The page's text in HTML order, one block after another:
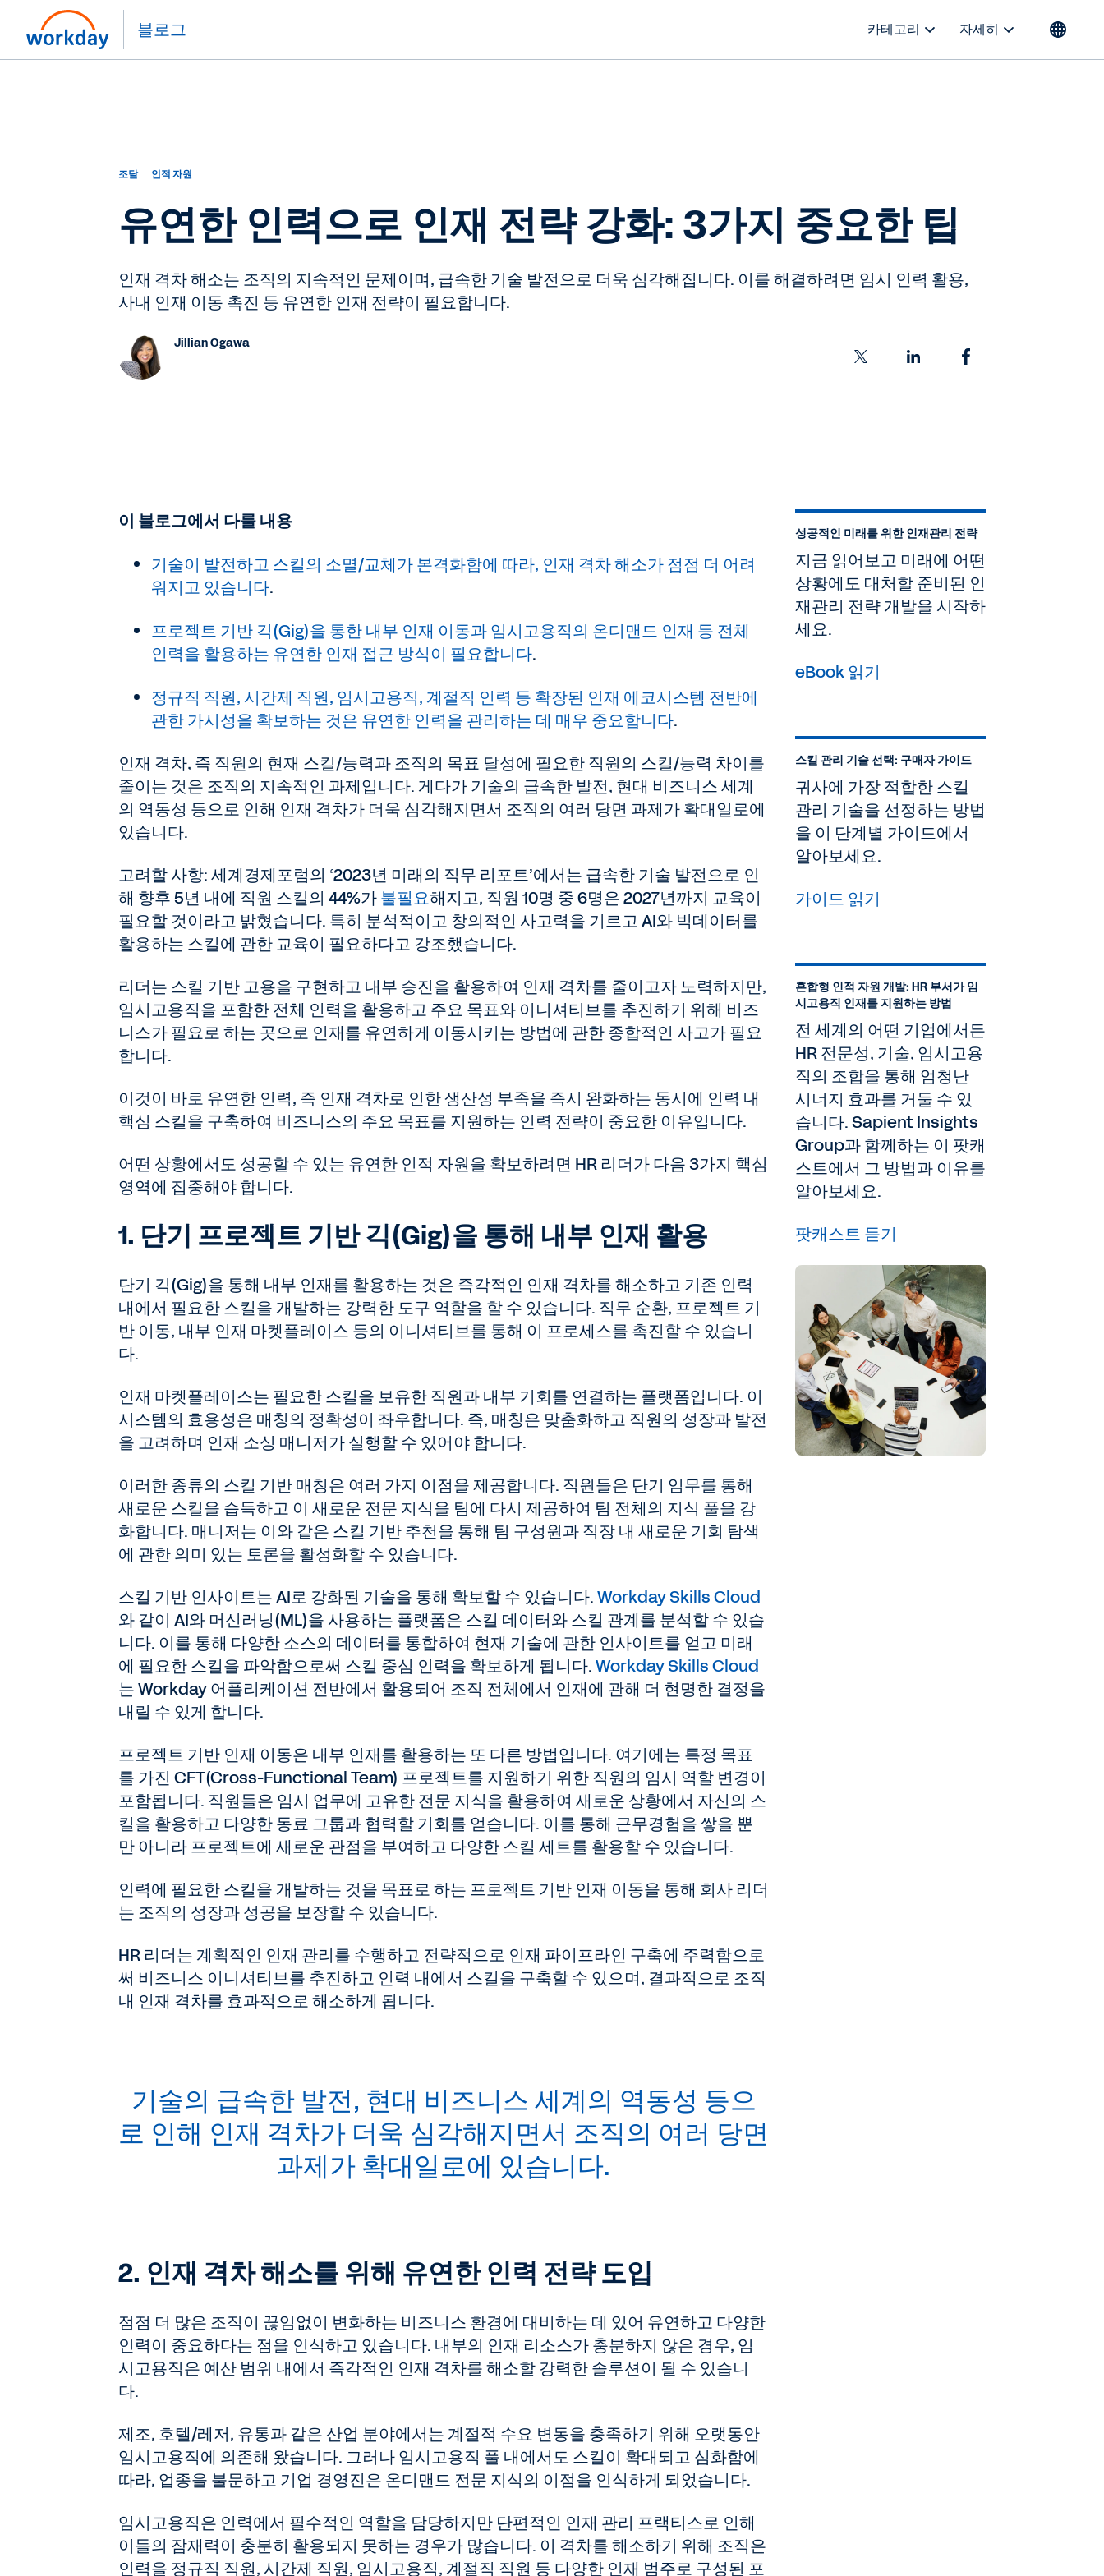
블로그 카테고리 자세히
조달 인적 자원
유연한 인력으로 인재 전략 강화: 3가지 중요한 팁
인재 격차 해소는 조직의 지속적인 문제이며, 급속한 기술 발전으로 더욱 심각해집니다. 이를 해결하려면 임시 인력 활용,
사내 인재 이동 촉진 등 유연한 인재 전략이 필요합니다.
Jillian Ogawa
이 블로그에서 다룰 내용
기술이 발전하고 스킬의 소멸/교체가 본격화함에 따라, 인재 격차 해소가 점점 더 어려
워지고 있습니다.
프로젝트 기반 긱(Gig)을 통한 내부 인재 이동과 임시고용직의 온디맨드 인재 등 전체
인력을 활용하는 유연한 인재 접근 방식이 필요합니다.
정규직 직원, 시간제 직원, 임시고용직, 계절직 인력 등 확장된 인재 에코시스템 전반에
관한 가시성을 확보하는 것은 유연한 인력을 관리하는 데 매우 중요합니다.
인재 격차, 즉 직원의 현재 스킬/능력과 조직의 목표 달성에 필요한 직원의 스킬/능력 차이를
줄이는 것은 조직의 지속적인 과제입니다. 게다가 기술의 급속한 발전, 현대 비즈니스 세계
의 역동성 등으로 인해 인재 격차가 더욱 심각해지면서 조직의 여러 당면 과제가 확대일로에
있습니다.
고려할 사항: 세계경제포럼의 ‘2023년 미래의 직무 리포트’에서는 급속한 기술 발전으로 인
해 향후 5년 내에 직원 스킬의 44%가불필요해지고, 직원 10명 중 6명은 2027년까지 교육이
필요할 것이라고 밝혔습니다. 특히 분석적이고 창의적인 사고력을 기르고 AI와 빅데이터를
활용하는 스킬에 관한 교육이 필요하다고 강조했습니다.
리더는 스킬 기반 고용을 구현하고 내부 승진을 활용하여 인재 격차를 줄이고자 노력하지만,
임시고용직을 포함한 전체 인력을 활용하고 주요 목표와 이니셔티브를 추진하기 위해 비즈
니스가 필요로 하는 곳으로 인재를 유연하게 이동시키는 방법에 관한 종합적인 사고가 필요
합니다.
이것이 바로 유연한 인력, 즉 인재 격차로 인한 생산성 부족을 즉시 완화하는 동시에 인력 내
핵심 스킬을 구축하여 비즈니스의 주요 목표를 지원하는 인력 전략이 중요한 이유입니다.
어떤 상황에서도 성공할 수 있는 유연한 인적 자원을 확보하려면 HR 리더가 다음 3가지 핵심
영역에 집중해야 합니다.
1. 단기 프로젝트 기반 긱(Gig)을 통해 내부 인재 활용
단기 긱(Gig)을 통해 내부 인재를 활용하는 것은 즉각적인 인재 격차를 해소하고 기존 인력
내에서 필요한 스킬을 개발하는 강력한 도구 역할을 할 수 있습니다. 직무 순환, 프로젝트 기
반 이동, 내부 인재 마켓플레이스 등의 이니셔티브를 통해 이 프로세스를 촉진할 수 있습니
다.
인재 마켓플레이스는 필요한 스킬을 보유한 직원과 내부 기회를 연결하는 플랫폼입니다. 이
시스템의 효용성은 매칭의 정확성이 좌우합니다. 즉, 매칭은 맞춤화하고 직원의 성장과 발전
을 고려하며 인재 소싱 매니저가 실행할 수 있어야 합니다.
이러한 종류의 스킬 기반 매칭은 여러 가지 이점을 제공합니다. 직원들은 단기 임무를 통해
새로운 스킬을 습득하고 이 새로운 전문 지식을 팀에 다시 제공하여 팀 전체의 지식 풀을 강
화합니다. 매니저는 이와 같은 스킬 기반 추천을 통해 팀 구성원과 직장 내 새로운 기회 탐색
에 관한 의미 있는 토론을 활성화할 수 있습니다.
스킬 기반 인사이트는 AI로 강화된 기술을 통해 확보할 수 있습니다.Workday Skills Cloud
와 같이 AI와 머신러닝(ML)을 사용하는 플랫폼은 스킬 데이터와 스킬 관계를 분석할 수 있습
니다. 이를 통해 다양한 소스의 데이터를 통합하여 현재 기술에 관한 인사이트를 얻고 미래
에 필요한 스킬을 파악함으로써 스킬 중심 인력을 확보하게 됩니다.Workday Skills Cloud
는 Workday 어플리케이션 전반에서 활용되어 조직 전체에서 인재에 관해 더 현명한 결정을
내릴 수 있게 합니다.
프로젝트 기반 인재 이동은 내부 인재를 활용하는 또 다른 방법입니다. 여기에는 특정 목표
를 가진 CFT(Cross-Functional Team) 프로젝트를 지원하기 위한 직원의 임시 역할 변경이
포함됩니다. 직원들은 임시 업무에 고유한 전문 지식을 활용하여 새로운 상황에서 자신의 스
킬을 활용하고 다양한 동료 그룹과 협력할 기회를 얻습니다. 이를 통해 근무경험을 쌓을 뿐
만 아니라 프로젝트에 새로운 관점을 부여하고 다양한 스킬 세트를 활용할 수 있습니다.
인력에 필요한 스킬을 개발하는 것을 목표로 하는 프로젝트 기반 인재 이동을 통해 회사 리더
는 조직의 성장과 성공을 보장할 수 있습니다.
HR 리더는 계획적인 인재 관리를 수행하고 전략적으로 인재 파이프라인 구축에 주력함으로
써 비즈니스 이니셔티브를 추진하고 인력 내에서 스킬을 구축할 수 있으며, 결과적으로 조직
내 인재 격차를 효과적으로 해소하게 됩니다.
기술의 급속한 발전, 현대 비즈니스 세계의 역동성 등으
로 인해 인재 격차가 더욱 심각해지면서 조직의 여러 당면
과제가 확대일로에 있습니다.
2. 인재 격차 해소를 위해 유연한 인력 전략 도입
점점 더 많은 조직이 끊임없이 변화하는 비즈니스 환경에 대비하는 데 있어 유연하고 다양한
인력이 중요하다는 점을 인식하고 있습니다. 내부의 인재 리소스가 충분하지 않은 경우, 임
시고용직은 예산 범위 내에서 즉각적인 인재 격차를 해소할 강력한 솔루션이 될 수 있습니
다.
제조, 호텔/레저, 유통과 같은 산업 분야에서는 계절적 수요 변동을 충족하기 위해 오랫동안
임시고용직에 의존해 왔습니다. 그러나 임시고용직 풀 내에서도 스킬이 확대되고 심화함에
따라, 업종을 불문하고 기업 경영진은 온디맨드 전문 지식의 이점을 인식하게 되었습니다.
임시고용직은 인력에서 필수적인 역할을 담당하지만 단편적인 인재 관리 프랙티스로 인해
이들의 잠재력이 충분히 활용되지 못하는 경우가 많습니다. 이 격차를 해소하기 위해 조직은
인력을 정규직 직원, 시간제 직원, 임시고용직, 계절직 직원 등 다양한 인재 범주로 구성된 포
성공적인 미래를 위한 인재관리 전략
지금 읽어보고 미래에 어떤
상황에도 대처할 준비된 인
재관리 전략 개발을 시작하
세요.
eBook 읽기
스킬 관리 기술 선택: 구매자 가이드
귀사에 가장 적합한 스킬
관리 기술을 선정하는 방법
을 이 단계별 가이드에서
알아보세요.
가이드 읽기
혼합형 인적 자원 개발: HR 부서가 임
시고용직 인재를 지원하는 방법
전 세계의 어떤 기업에서든
HR 전문성, 기술, 임시고용
직의 조합을 통해 엄청난
시너지 효과를 거둘 수 있
습니다. Sapient Insights
Group과 함께하는 이 팟캐
스트에서 그 방법과 이유를
알아보세요.
팟캐스트 듣기